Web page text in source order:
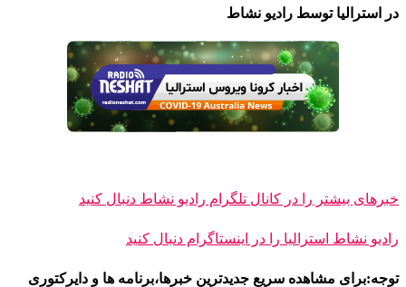
در استرالیا توسط رادیو نشاط
خبرهای بیشتر را در کانال تلگرام رادیو نشاط دنبال کنید
رادیو نشاط ا سترالیا را در اینستاگرام دنبال کنید
توجه:برای مشاهده سریع جدیدترین خبرها،برنامه ها و دایرکتوری